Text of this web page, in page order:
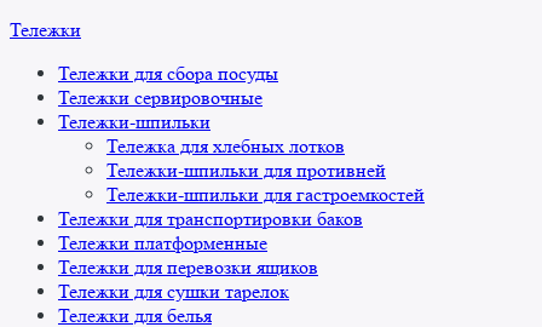
Тележки
Тележки для сбора посуды
Тележки сервировочные
Тележки-шпильки
Тележка для хлебных лотков
Тележки-шпильки для противней
Тележки-шпильки для гастроемкостей
Тележки для транспортировки баков
Тележки платформенные
Тележки для перевозки ящиков
Тележки для сушки тарелок
Тележки для белья